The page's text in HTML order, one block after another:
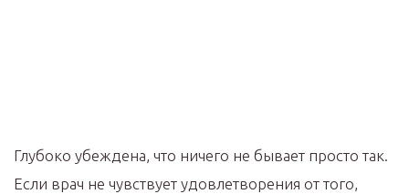
Глубоко убеждена, что ничего не бывает просто так.
Если врач не чувствует удовлетворения от того,